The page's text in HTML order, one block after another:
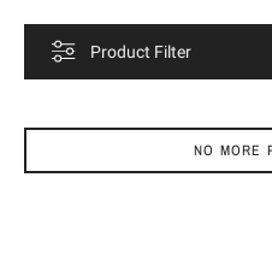
Product Filter
NO MORE